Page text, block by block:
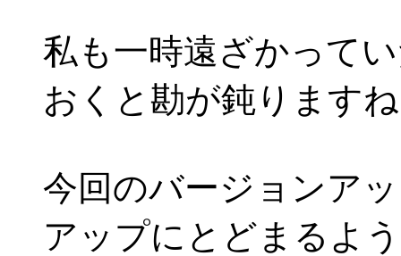
私も一時遠ざかって
おくと勘が鈍ります
今回のバージョンア
アップにとどまるよ